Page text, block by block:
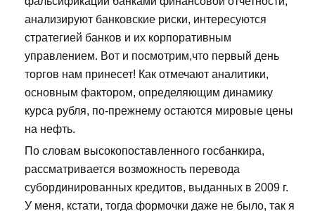
анализируют банковские риски, интересуются
стратегией банков и их корпоративным
управлением. Вот и посмотрим,что первый день
торгов нам принесет! Как отмечают аналитики,
основным фактором, определяющим динамику
курса рубля, по-прежнему остаются мировые цены
на нефть.
По словам высокопоставленного госбанкира,
рассматривается возможность перевода
субординированных кредитов, выданных в 2009 г.
У меня, кстати, тогда формочки даже не было, так я